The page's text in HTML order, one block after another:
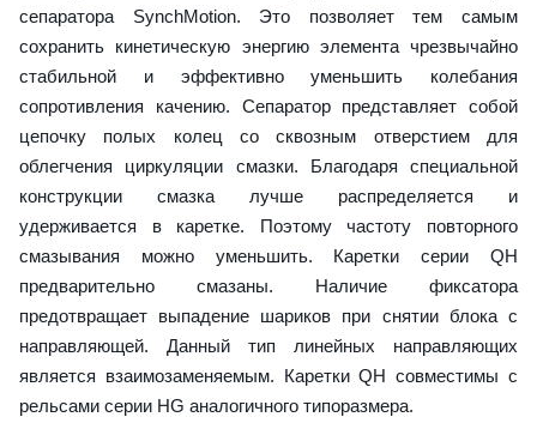
сепаратора SynchMotion. Это позволяет тем самым
сохранить кинетическую энергию элемента чрезвычайно
стабильной и эффективно уменьшить колебания
сопротивления качению. Сепаратор представляет собой
цепочку полых колец со сквозным отверстием для
облегчения циркуляции смазки. Благодаря специальной
конструкции смазка лучше распределяется и
удерживается в каретке. Поэтому частоту повторного
смазывания можно уменьшить. Каретки серии QH
предварительно смазаны. Наличие фиксатора
предотвращает выпадение шариков при снятии блока с
направляющей. Данный тип линейных направляющих
является взаимозаменяемым. Каретки QH совместимы с
рельсами серии HG аналогичного типоразмера.